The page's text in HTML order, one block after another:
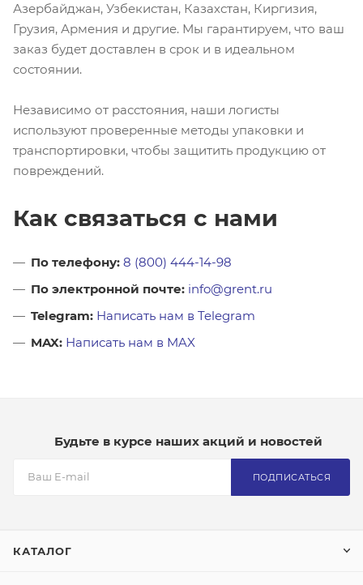
Азербайджан, Узбекистан, Казахстан, Киргизия,
Грузия, Армения и другие. Мы гарантируем, что ваш
заказ будет доставлен в срок и в идеальном
состоянии.
Независимо от расстояния, наши логисты
используют проверенные методы упаковки и
транспортировки, чтобы защитить продукцию от
повреждений.
Как связаться с нами
По телефону: 8 (800) 444-14-98
По электронной почте: info@grent.ru
Telegram: Написать нам в Telegram
MAX: Написать нам в MAX
Будьте в курсе наших акций и новостей
ПОДПИСАТЬСЯ
КАТАЛОГ